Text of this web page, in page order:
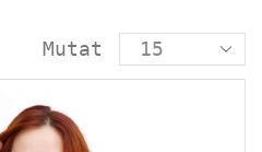
Mutat